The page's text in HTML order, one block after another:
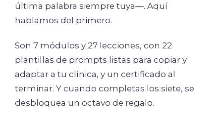
última palabra siempre tuya—. Aquí
hablamos del primero.
Son 7 módulos y 27 lecciones, con 22
plantillas de prompts listas para copiar y
adaptar a tu clínica, y un certificado al
terminar. Y cuando completas los siete, se
desbloquea un octavo de regalo.